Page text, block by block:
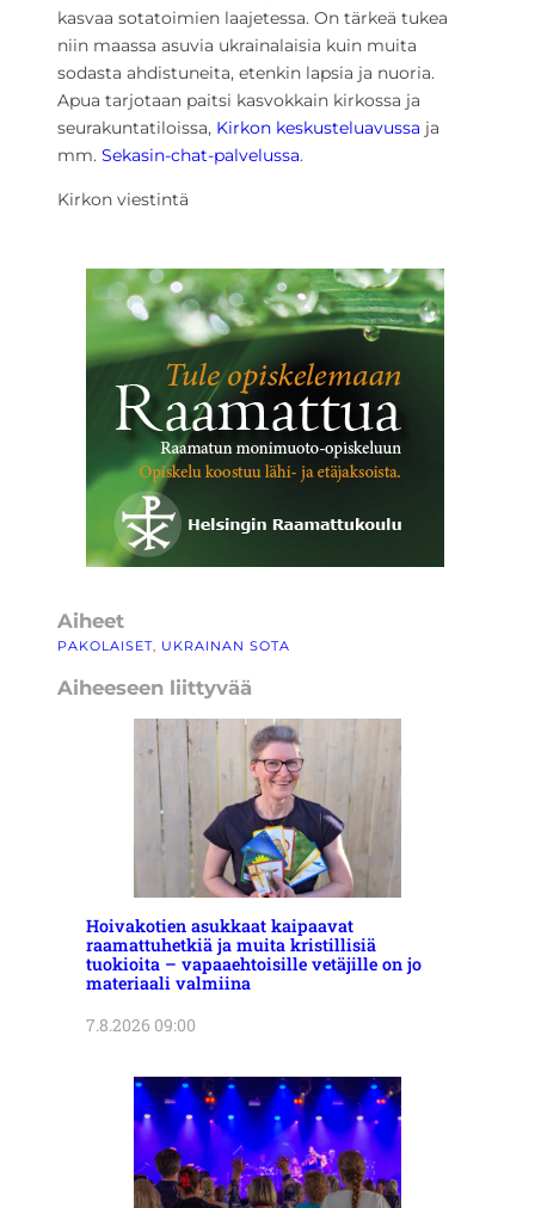
kasvaa sotatoimien laajetessa. On tärkeä tukea
niin maassa asuvia ukrainalaisia kuin muita
sodasta ahdistuneita, etenkin lapsia ja nuoria.
Apua tarjotaan paitsi kasvokkain kirkossa ja
seurakuntatiloissa, Kirkon keskusteluavussa ja
mm. Sekasin-chat-palvelussa.
Kirkon viestintä
Aiheet
PAKOLAISET, UKRAINAN SOTA
Aiheeseen liittyvää
Hoivakotien asukkaat kaipaavat
raamattuhetkiä ja muita kristillisiä
tuokioita – vapaaehtoisille vetäjille on jo
materiaali valmiina
7.8.2026 09:00